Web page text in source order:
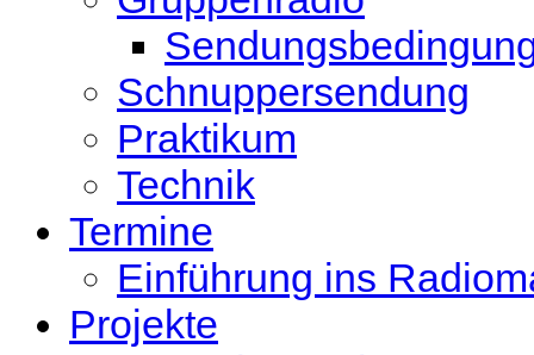
Schnuppersendung
Praktikum
Technik
Termine
Einführung ins
Projekte